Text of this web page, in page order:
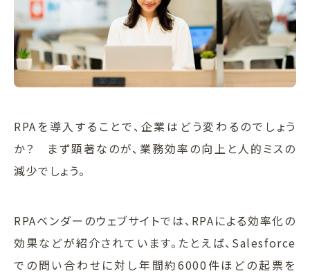
RPAを導入することで、企業はどう変わるのでしょう
か？ まず顕著なのが、業務効率の向上と人的ミスの
減少でしょう。
RPAベンダーのウェブサイトでは、RPAによる効率化の
効果などが紹介されています。たとえば、Salesforce
での問い合わせに対し年間約6000件ほどの起票を